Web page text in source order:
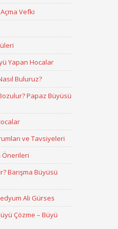
Açma Vefki
Yapan Hocalar
Buluruz?
Papaz Büyüsü
ve Tavsiyeleri
Önerileri
Barışma Büyüsü
Ali Gürses
Çözme – Büyü